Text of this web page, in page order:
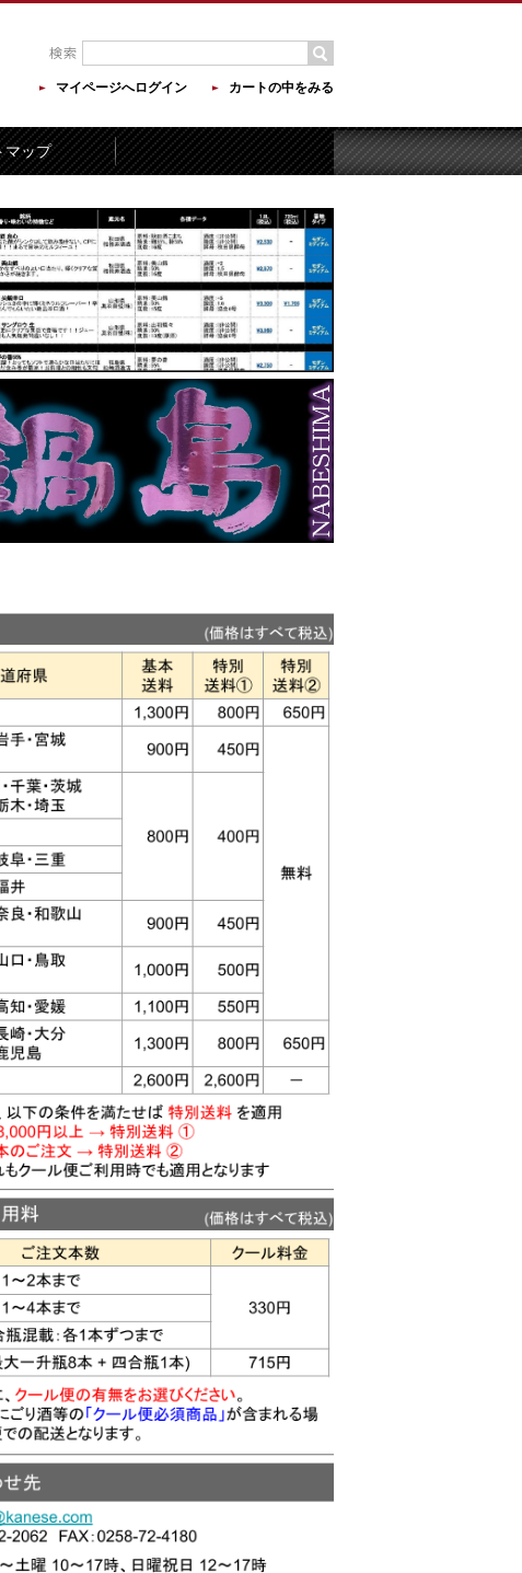
マイページへログイン カートの中をみる
マップ